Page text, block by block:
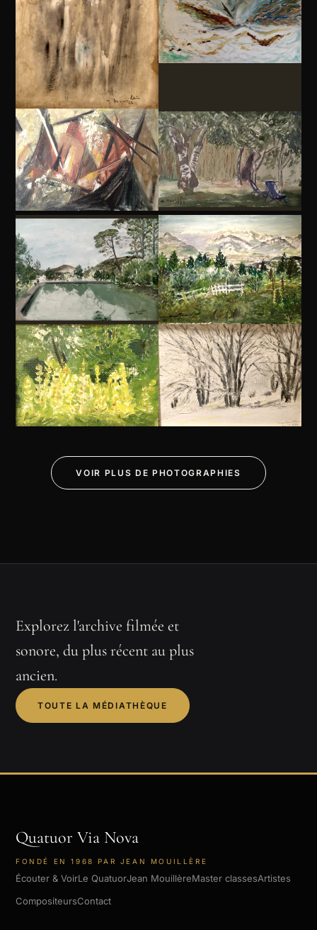
VOIR PLUS DE PHOTOGRAPHIES
Explorez l'archive filmée et
sonore, du plus récent au plus
ancien.
TOUTE LA MÉDIATHÈQUE
Quatuor Via Nova
FONDÉ EN 1968 PAR JEAN MOUILLÈRE
Écouter & VoirLe QuatuorJean MouillèreMaster classesArtistes
CompositeursContact